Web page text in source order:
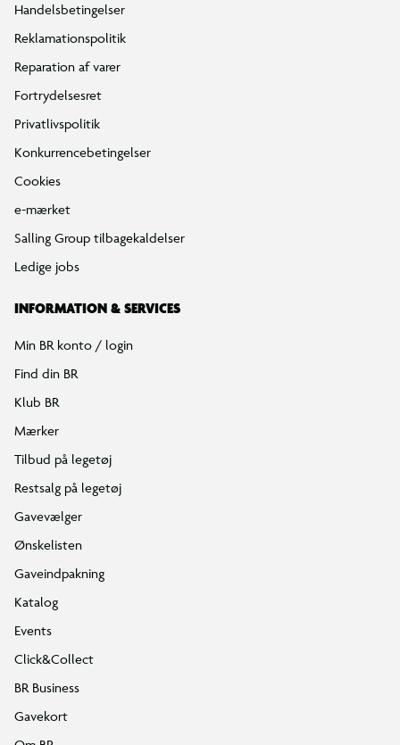
Handelsbetingelser
Reklamationspolitik
Reparation af varer
Fortrydelsesret
Privatlivspolitik
Konkurrencebetingelser
Cookies
e-mærket
Salling Group tilbagekaldelser
Ledige jobs
INFORMATION & SERVICES
Min BR konto / login
Find din BR
Klub BR
Mærker
Tilbud på legetøj
Restsalg på legetøj
Gavevælger
Ønskelisten
Gaveindpakning
Katalog
Events
Click&Collect
BR Business
Gavekort